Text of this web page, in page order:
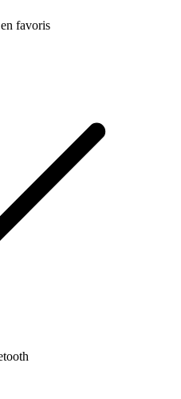
favoris